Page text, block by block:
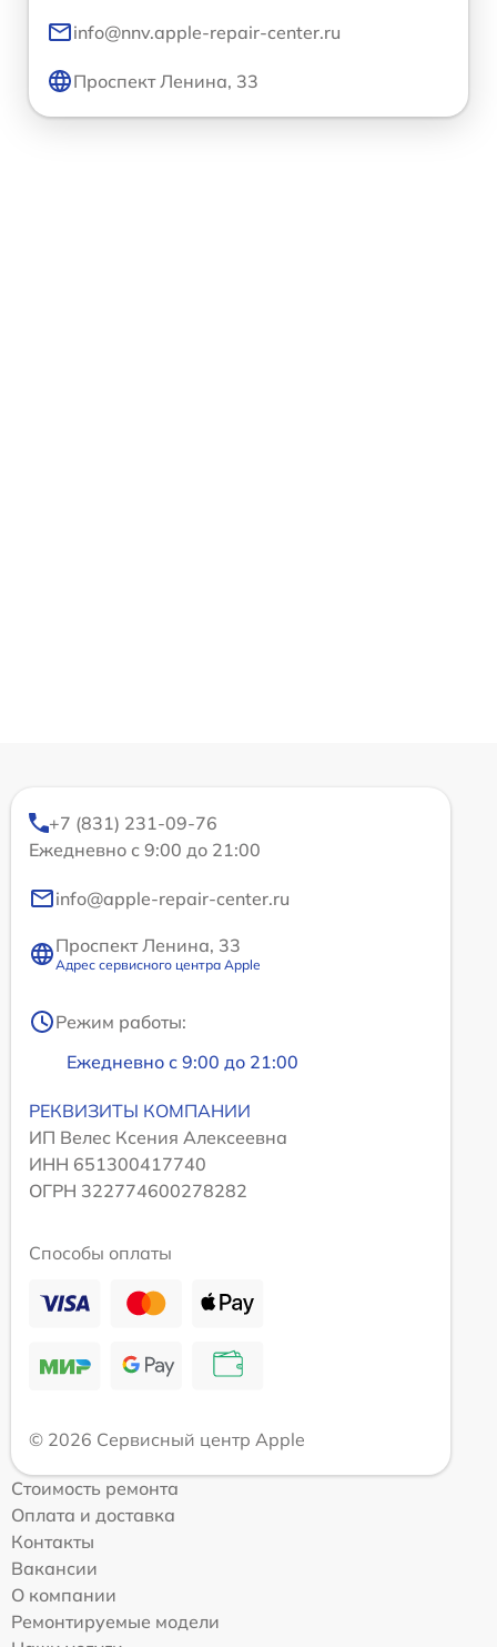
info@nnv.apple-repair-center.ru
Проспект Ленина, 33
+7 (831) 231-09-76
Ежедневно с 9:00 до 21:00
info@apple-repair-center.ru
Проспект Ленина, 33
Адрес сервисного центра Apple
Режим работы:
Ежедневно с 9:00 до 21:00
РЕКВИЗИТЫ КОМПАНИИ
ИП Велес Ксения Алексеевна
ИНН 651300417740
ОГРН 322774600278282
Способы оплаты
© 2026 Сервисный центр Apple
Стоимость ремонта
Оплата и доставка
Контакты
Вакансии
О компании
Ремонтируемые модели